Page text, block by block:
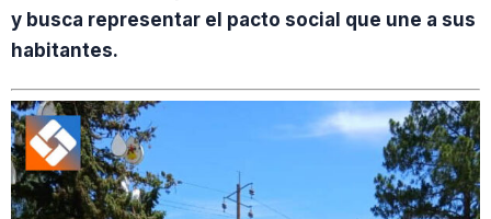
y busca representar el pacto social que une a sus
habitantes.